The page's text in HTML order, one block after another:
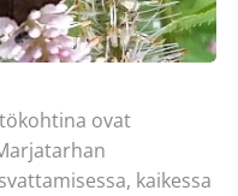
ovat
kaikessa